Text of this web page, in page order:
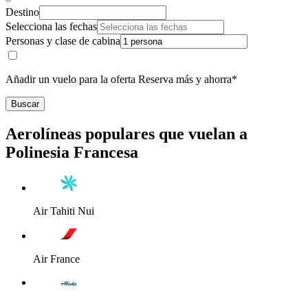
Destino
Selecciona las fechas
Personas y clase de cabina
Añadir un vuelo para la oferta Reserva más y ahorra*
Buscar
Aerolíneas populares que vuelan a
Polinesia Francesa
Air Tahiti Nui
Air France